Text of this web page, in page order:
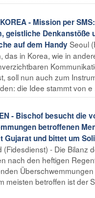
- Mission per
geistliche Denkanstöße
auf dem HandySeoul
das in Korea, wie in
soll nun auch zum
die Idee stammt von e
- Bischof besucht die
betroffenen
Gujarat und bittet um
(Fidesdienst) - Die Bilanz
nach den heftigen
meisten betroffen ist der